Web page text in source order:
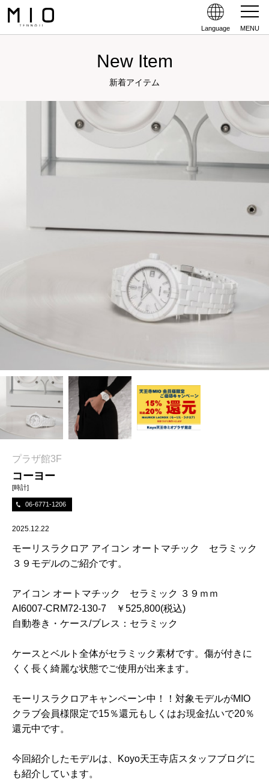
Language MENU
New Item
新着アイテム
プラザ館3F
コーヨー
[時計]
06-6771-1206
2025.12.22
モーリスラクロア アイコン オートマチック セラミック
３９モデルのご紹介です。
アイコン オートマチック セラミック ３９ｍｍ
AI6007-CRM72-130-7 ￥525,800(税込)
自動巻き・ケース/ブレス：セラミック
ケースとベルト全体がセラミック素材です。傷が付きに
くく長く綺麗な状態でご使用が出来ます。
モーリスラクロアキャンペーン中！！対象モデルがMIO
クラブ会員様限定で15％還元もしくはお現金払いで20％
還元中です。
今回紹介したモデルは、Koyo天王寺店スタッフブログに
も紹介しています。